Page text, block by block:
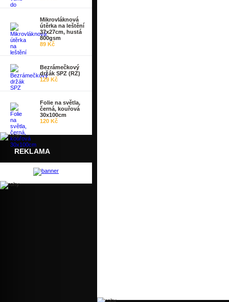
Mikrovláknová
útěrka na leštění
37x27cm, hustá
800gsm
89 Kč
Bezrámečkový
držák SPZ (RZ)
129 Kč
Folie na světla,
černá, kouřová
30x100cm
120 Kč
REKLAMA